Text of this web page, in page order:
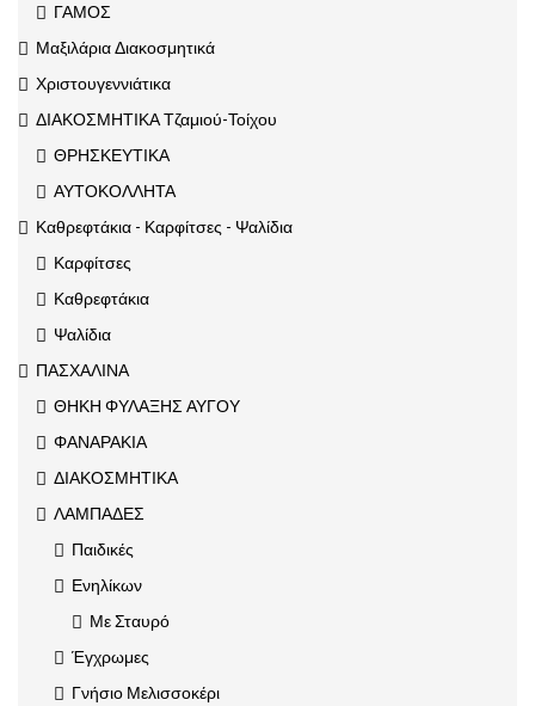
ΓΑΜΟΣ
Μαξιλάρια Διακοσμητικά
Χριστουγεννιάτικα
ΔΙΑΚΟΣΜΗΤΙΚΑ Τζαμιού-Τοίχου
ΘΡΗΣΚΕΥΤΙΚΑ
ΑΥΤΟΚΟΛΛΗΤΑ
Καθρεφτάκια - Καρφίτσες - Ψαλίδια
Καρφίτσες
Καθρεφτάκια
Ψαλίδια
ΠΑΣΧΑΛΙΝΑ
ΘΗΚΗ ΦΥΛΑΞΗΣ ΑΥΓΟΥ
ΦΑΝΑΡΑΚΙΑ
ΔΙΑΚΟΣΜΗΤΙΚΑ
ΛΑΜΠΑΔΕΣ
Παιδικές
Ενηλίκων
Με Σταυρό
Έγχρωμες
Γνήσιο Μελισσοκέρι